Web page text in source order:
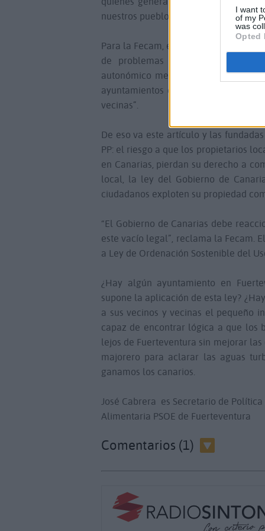
I want
of my
was
Opted
nuestros pueblos.
Para la Fecam, este déficit normativo
de problemas interpretativos”
autonómico mediante un decreto u
ayuntamientos canarios la
vecinas”.
De eso va este artículo y las
PP: el riesgo a que los propietarios
en Canarias, pierdan su derecho a
local, la ley del Gobierno de
ciudadanos exploten su propiedad
“El Gobierno de Canarias debe
este vacío legal”, reclama la Fecam.
a Ley de Ordenación Sostenible del
¿Hay algún ayuntamiento en
supone la aplicación de esta ley?
a sus vecinos y vecinas el pequeño
capaz de encontrar lógica a que los
lejos de Fuerteventura sin mejorar
majorero para aclarar las aguas
ganamos los canarios.
José Cabrera es Secretario de
Alimentaria PSOE de Fuerteventura
Comentarios (1)